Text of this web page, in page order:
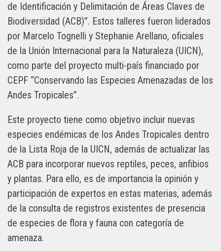
de Identificación y Delimitación de Áreas Claves de
Biodiversidad (ACB)”. Estos talleres fueron liderados
por Marcelo Tognelli y Stephanie Arellano, oficiales
de la Unión Internacional para la Naturaleza (UICN),
como parte del proyecto multi-país financiado por
CEPF “Conservando las Especies Amenazadas de los
Andes Tropicales”.
Este proyecto tiene como objetivo incluir nuevas
especies endémicas de los Andes Tropicales dentro
de la Lista Roja de la UICN, además de actualizar las
ACB para incorporar nuevos reptiles, peces, anfibios
y plantas. Para ello, es de importancia la opinión y
participación de expertos en estas materias, además
de la consulta de registros existentes de presencia
de especies de flora y fauna con categoría de
amenaza.